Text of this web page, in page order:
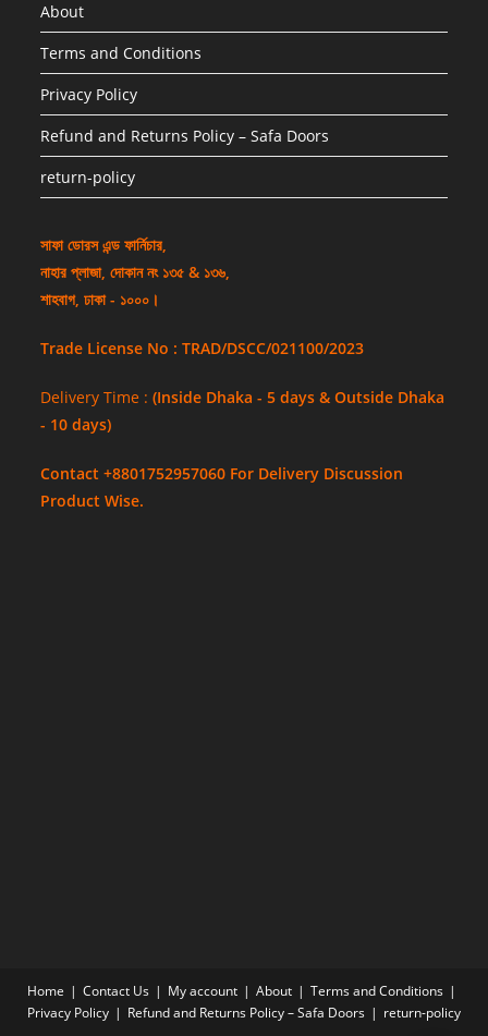
About
Terms and Conditions
Privacy Policy
Refund and Returns Policy – Safa Doors
return-policy
সাফা ডোরস এন্ড ফার্নিচার,
নাহার প্লাজা, দোকান নং ১৩৫ & ১৩৬,
শাহবাগ, ঢাকা - ১০০০।
Trade License No : TRAD/DSCC/021100/2023
Delivery Time :(Inside Dhaka - 5 days & Outside Dhaka
- 10 days)
Contact +8801752957060 For Delivery Discussion
Product Wise.
Home Contact Us My account About
Terms and Conditions
Privacy Policy
Refund and Returns Policy – Safa Doors return-policy